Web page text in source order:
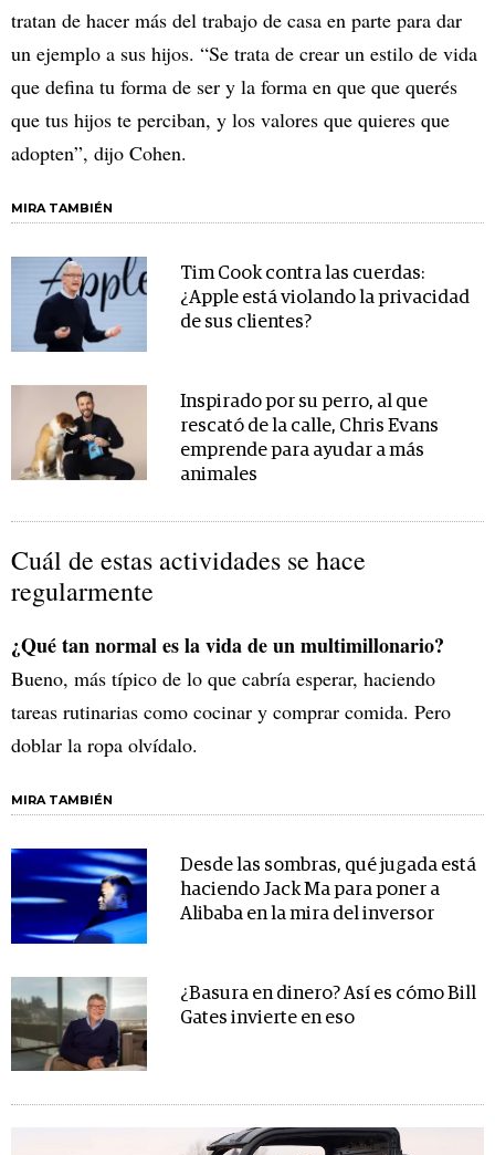
tratan de hacer más del trabajo de casa en parte para dar
un ejemplo a sus hijos. “Se trata de crear un estilo de vida
que defina tu forma de ser y la forma en que que querés
que tus hijos te perciban, y los valores que quieres que
adopten”, dijo Cohen.
MIRA TAMBIÉN
Tim Cook contra las cuerdas:
¿Apple está violando la privacidad
de sus clientes?
Inspirado por su perro, al que
rescató de la calle, Chris Evans
emprende para ayudar a más
animales
Cuál de estas actividades se hace
regularmente
¿Qué tan normal es la vida de un multimillonario?
Bueno, más típico de lo que cabría esperar, haciendo
tareas rutinarias como cocinar y comprar comida. Pero
doblar la ropa olvídalo.
MIRA TAMBIÉN
Desde las sombras, qué jugada está
haciendo Jack Ma para poner a
Alibaba en la mira del inversor
¿Basura en dinero? Así es cómo Bill
Gates invierte en eso